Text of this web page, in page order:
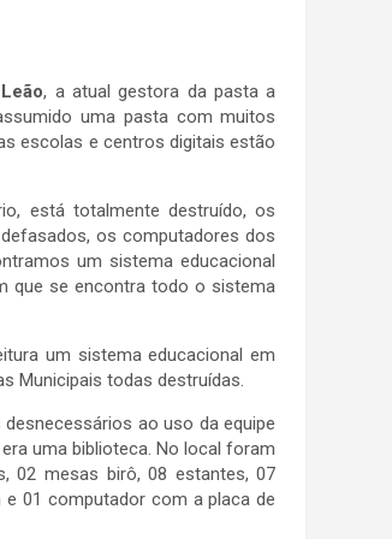
, a atual gestora da pasta a
uma pasta com muitos
escolas e centros digitais estão
está totalmente destruído, os
os computadores dos
um sistema educacional
que se encontra todo o sistema
um sistema educacional em
Municipais todas destruídas.
ao uso da equipe
uma biblioteca. No local foram
02 mesas birô, 08 estantes, 07
e 01 computador com a placa de